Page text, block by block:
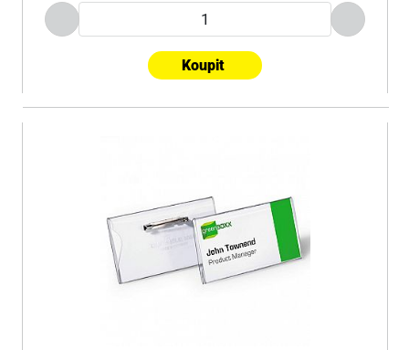
Koupit